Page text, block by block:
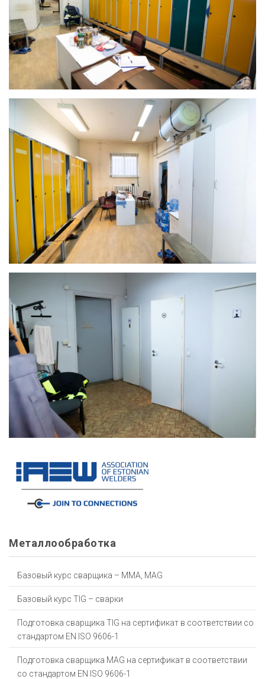
Металлообработка
Базовый курс сварщика – MMA, MAG
Базовый курс TIG – сварки
Подготовка сварщика TIG на сертификат в соответствии со
стандартом EN ISO 9606-1
Подготовка сварщика МАG на сертификат в соответствии
со стандартом EN ISO 9606-1